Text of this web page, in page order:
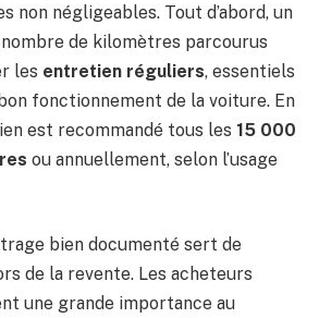
non négligeables. Tout d’abord, un
de kilomètres parcourus
les entretien réguliers, essentiels
fonctionnement de la voiture. En
est recommandé tous les 15 000
ou annuellement, selon l’usage
bien documenté sert de
de la revente. Les acheteurs
une grande importance au